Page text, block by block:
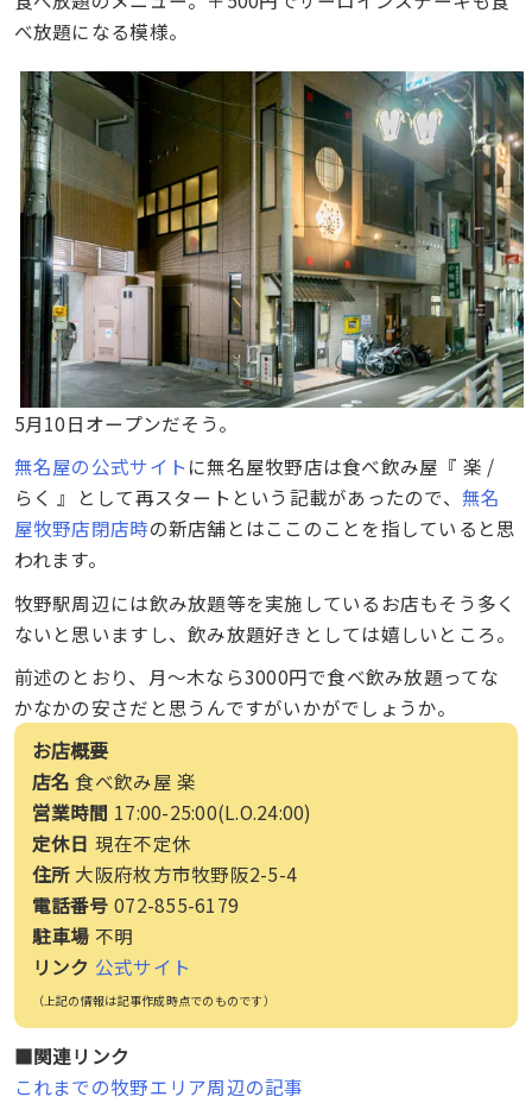
べ放題になる模様。
5月10日オープンだそう。
無名屋の公式サイト に無名屋牧野店は食べ飲み屋『 楽 /
らく 』として再スタートという記載があったので、 無名
屋牧野店閉店時の新店舗とはここのことを指していると思
われます。
牧野駅周辺には飲み放題等を実施しているお店もそう多く
ないと思いますし、飲み放題好きとしては嬉しいところ。
前述のとおり、月〜木なら3000円で食べ飲み放題ってな
かなかの安さだと思うんですがいかがでしょうか。
お店概要
店名 食べ飲み屋 楽
営業時間 17:00-25:00(L.O.24:00)
定休日 現在不定休
住所 大阪府枚方市牧野阪2-5-4
電話番号 072-855-6179
駐車場 不明
リンク 公式サイト
（上記の情報は記事作成時点でのものです）
■関連リンク
これまでの牧野エリア周辺の記事